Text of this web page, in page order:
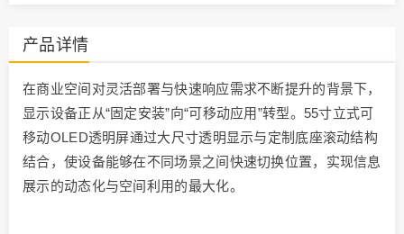
产品详情
在商业空间对灵活部署与快速响应需求不断提升的背景下，
显示设备正从“固定安装”向“可移动应用”转型。55寸立式可
移动OLED透明屏通过大尺寸透明显示与定制底座滚动结构
结合，使设备能够在不同场景之间快速切换位置，实现信息
展示的动态化与空间利用的最大化。